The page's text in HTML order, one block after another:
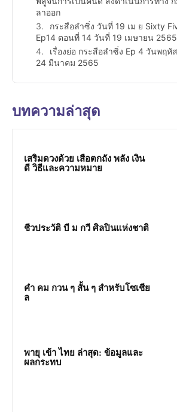
ลาออก
กระสือลำซิ่ง วันที่ 19 เม ย Sixty
Ep14 ตอนที่ 14 วันที่ 19 เมษายน 2565
เรื่องย่อ กระสือลำซิ่ง Ep 4 วันพฤหั
24 มีนาคม 2565
บทความล่าสุด
เสริมดวงด้วย เสือตกถัง พลัง เงิน
ดี วิธีและความหมาย
ชีวประวัติ บี ม กวี ศิลปินแห่งชาติ
คํา คม กวน ๆ สั้น ๆ สำหรับโซเชีย
ล
พายุ เข้า ไทย ล่าสุด: ข้อมูลและ
ผลกระทบ